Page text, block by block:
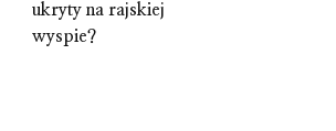
ukryty na rajskiej
wyspie?